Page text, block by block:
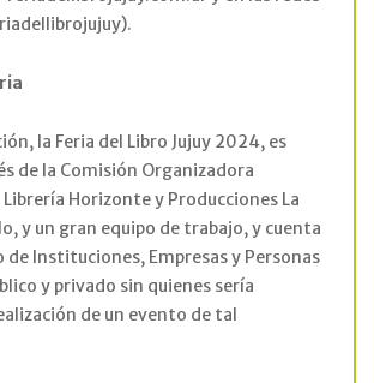
la Feria del Libro Jujuy 2024, es
de la Comisión Organizadora
Horizonte y Producciones La
y un gran equipo de trabajo, y cuenta
de Instituciones, Empresas y Personas
y privado sin quienes sería
de un evento de tal